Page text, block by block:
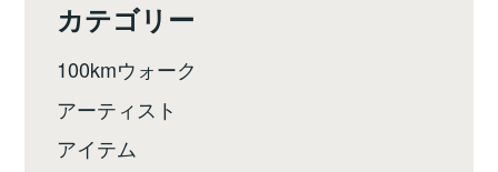
カテゴリー
100kmウォーク
アーティスト
アイテム